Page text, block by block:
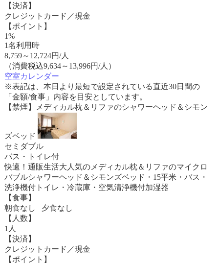
【決済】
クレジットカード／現金
【ポイント】
1%
1名利用時
8,759～ 12,724円/人
（消費税込9,634～13,996円/人）
空室カレンダー
※表記は、本日より最短で設定されている直近30日間の
「金額/食事」内容を目安としています。
【禁煙】メディカル枕＆リファのシャワーヘッド＆シモン
ズベッド
セミダブル
バス・トイレ付
快適！通販生活大人気のメディカル枕＆リファのマイクロ
バブルシャワーヘッド＆シモンズベッド・15平米・バス・
洗浄機付トイレ・冷蔵庫・空気清浄機付加湿器
【食事】
朝食なし 夕食なし
【人数】
1人
【決済】
クレジットカード／現金
【ポイント】